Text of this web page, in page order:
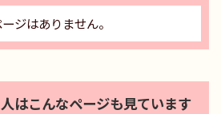
ジはありません。
はこんなページも見ています